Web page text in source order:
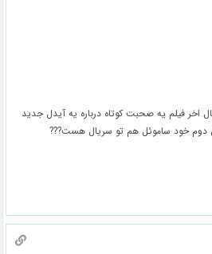
اخر فیلم یه صحبت کوتاه درباره یه آیدل جدید
دوم خود ساموئل هم تو سریال هست???